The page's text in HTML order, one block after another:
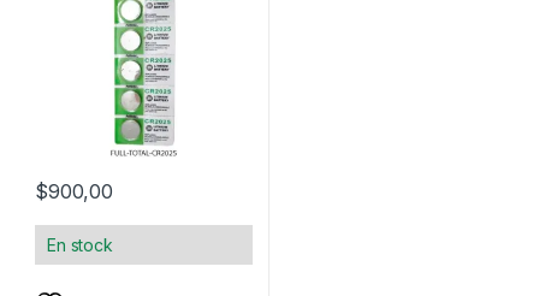
$900,00
En stock